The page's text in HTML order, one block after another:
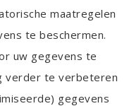
maatregelen
te beschermen.
uw gegevens te
verder te verbeteren
gegevens